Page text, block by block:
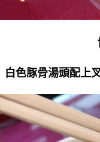
白色豚骨湯頭配上